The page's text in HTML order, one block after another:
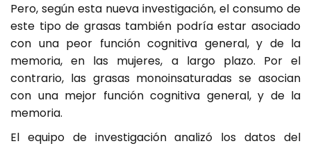
Pero, según esta nueva investigación, el consumo de
este tipo de grasas también podría estar asociado
con una peor función cognitiva general, y de la
memoria, en las mujeres, a largo plazo. Por el
contrario, las grasas monoinsaturadas se asocian
con una mejor función cognitiva general, y de la
memoria.
El equipo de investigación analizó los datos del